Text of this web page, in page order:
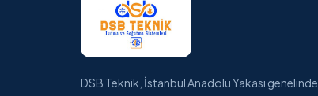
DSB Teknik, İstanbul Anadolu Yakası genelinde